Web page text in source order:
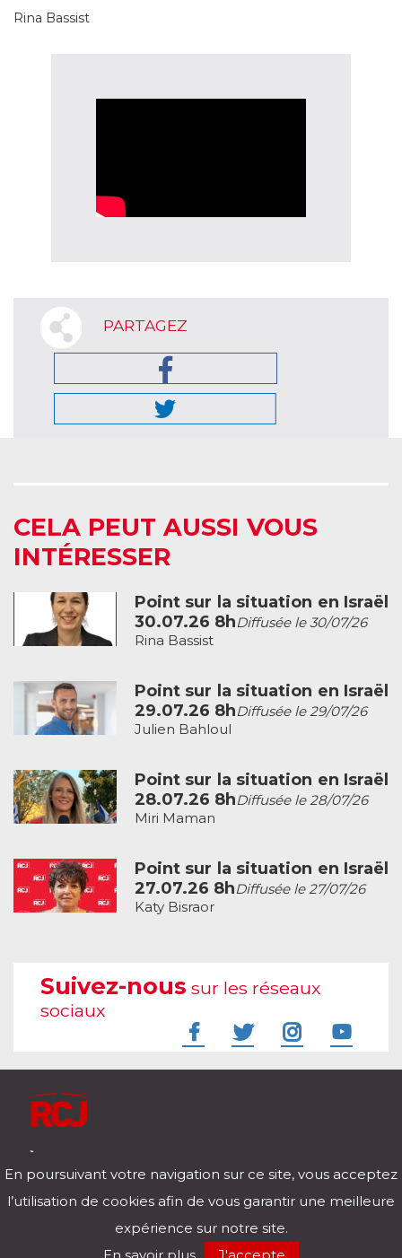
Rina Bassist
PARTAGEZ
CELA PEUT AUSSI VOUS
INTÉRESSER
Point sur la situation en Israël
30.07.26 8hDiffusée le 30/07/26
Rina Bassist
Point sur la situation en Israël
29.07.26 8hDiffusée le 29/07/26
Julien Bahloul
Point sur la situation en Israël
28.07.26 8hDiffusée le 28/07/26
Miri Maman
Point sur la situation en Israël
27.07.26 8hDiffusée le 27/07/26
Katy Bisraor
Suivez-nous sur les réseaux
sociaux
Télécharger notre application pour iOs et Android
En poursuivant votre navigation sur ce site, vous acceptez
l’utilisation de cookies afin de vous garantir une meilleure
expérience sur notre site.